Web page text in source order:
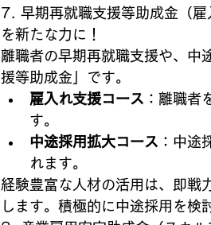
7. 早期再就職支援等助成金（
を新たな力に！
離職者の早期再就職支援や、中
援等助成金」です。
雇入れ支援コース ：離職者
す。
中途採用拡大コース ：中途
れます。
経験豊富な人材の活用は、即戦
します。積極的に中途採用を検